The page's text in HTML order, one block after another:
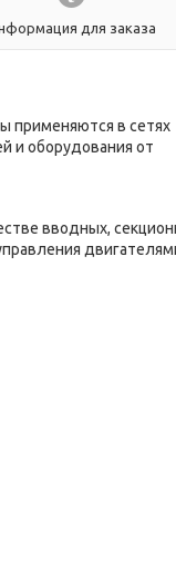
для заказа
применяются в сетях
и оборудования от
вводных,